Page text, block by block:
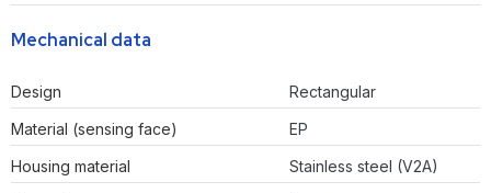
Mechanical data
Design
Rectangular
Material (sensing face)
EP
Housing material
Stainless steel (V2A)